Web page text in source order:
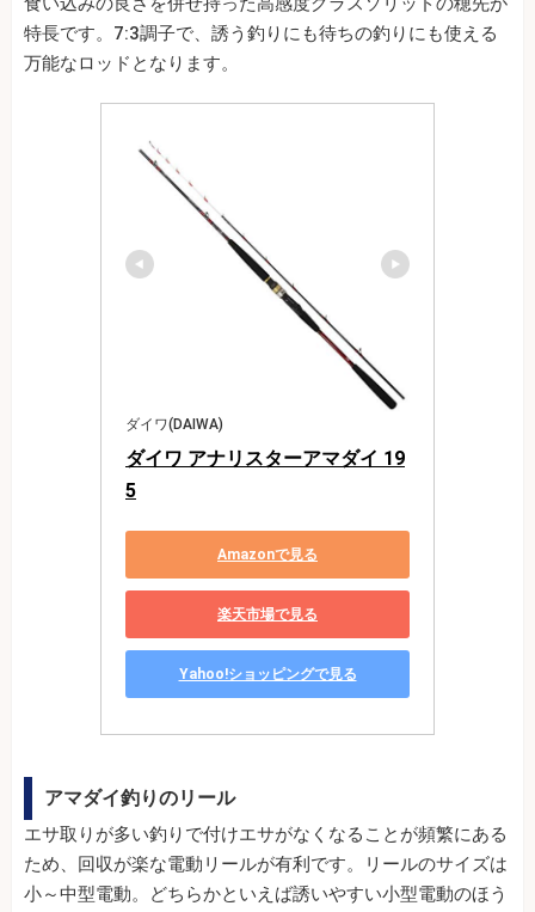
特長です。7:3調子で、誘う釣りにも待ちの釣りにも使える
万能なロッドとなります。
ダイワ(DAIWA)
ダイワ アナリスターアマダイ 19
5
Amazonで見る
楽天市場で見る
Yahoo!ショッピングで見る
アマダイ釣りのリール
エサ取りが多い釣りで付けエサがなくなることが頻繁にある
ため、回収が楽な電動リールが有利です。リールのサイズは
小～中型電動。どちらかといえば誘いやすい小型電動のほう